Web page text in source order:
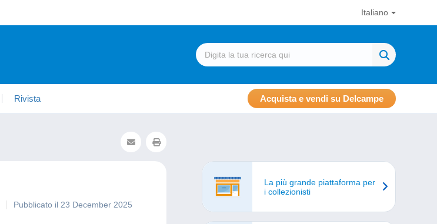
Italiano
Rivista Acquista e vendi su Delcampe
Pubblicato il 23 December 2025
La più grande piattaforma per
i collezionisti